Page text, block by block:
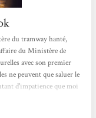
du tramway hanté,
du Ministère de
avec son premier
ne peuvent que saluer le
d'impatience que moi
lui faire honneur en